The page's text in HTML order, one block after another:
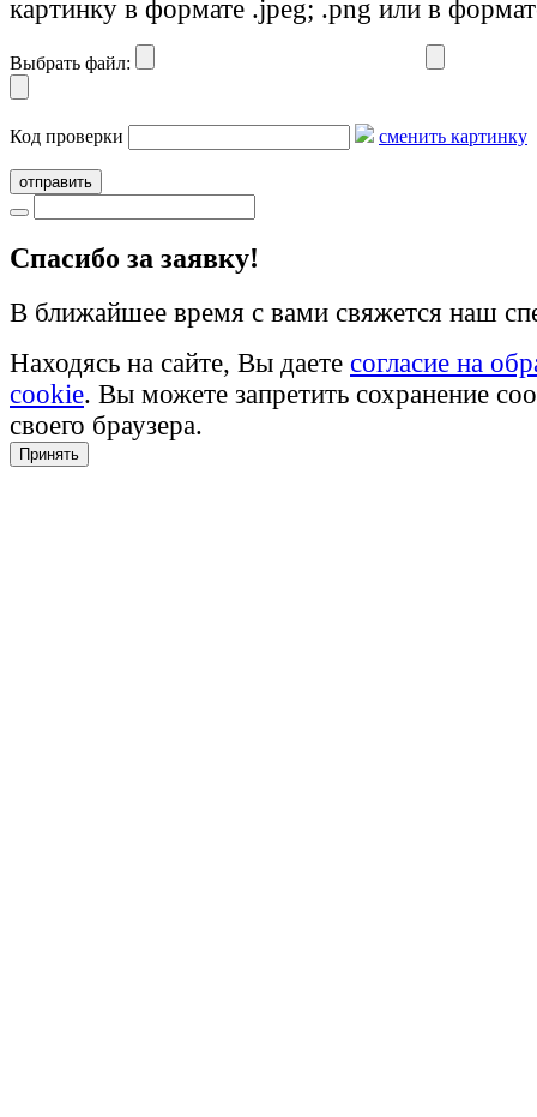
картинку в формате .jpeg; .png или в
Выбрать файл:
Код проверки сменить картинку
отправить
Cпасибо за заявку!
В ближайшее время с вами свяжется наш
Находясь на сайте, Вы даете согласие на
cookie. Вы можете запретить сохранение
своего браузера.
Принять